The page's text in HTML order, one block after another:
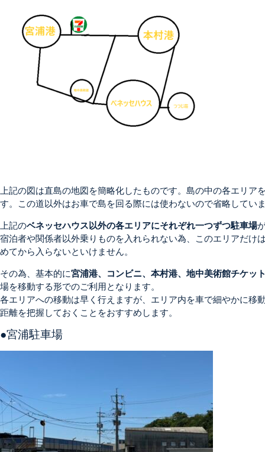
上記の図は直島の地図を簡略化したものです。島の中の各エリア
す。この道以外はお車で島を回る際には使わないので省略してい
上記のベネッセハウス以外の各エリアにそれぞれ一つずつ駐車場
宿泊者や関係者以外乗りものを入れられない為、このエリアだけ
めてから入らないといけません。
その為、基本的に宮浦港、コンビニ、本村港、地中美術館チケッ
場を移動する形でのご利用となります。
各エリアへの移動は早く行えますが、エリア内を車で細やかに移
距離を把握しておくことをおすすめします。
●宮浦駐車場